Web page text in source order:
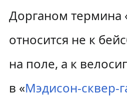
Дорганом термина
относится не к
на поле, а к
в «Мэдисон-сквер-